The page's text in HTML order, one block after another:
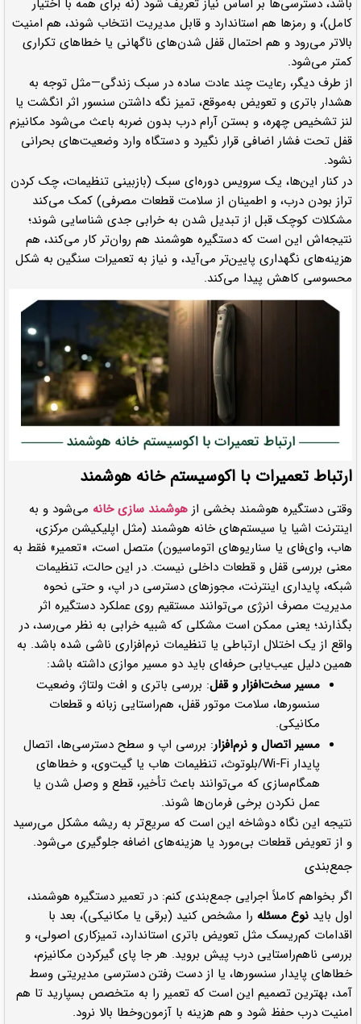
باشد، دسترسی‌ها بر اساس نیاز تعریف شود (نه برای همه با اختیار
کامل)، و رمزها هم استاندارد و قابل مدیریت انتخاب شوند، هم امنیت
بالاتر می‌رود و هم احتمال قفل شدن‌های ناگهانی یا خطاهای تکراری
کمتر می‌شود.
از طرف دیگر، رعایت چند عادت ساده در سبک زندگی—مثل توجه به
هشدار باتری و تعویض به‌موقع، تمیز نگه داشتن سنسور اثر انگشت یا
لنز تشخیص چهره، و بستن آرام درب بدون ضربه باعث می‌شود مکانیزم
قفل تحت فشار اضافی قرار نگیرد و دستگاه وارد وضعیت‌های بحرانی
نشود.
در کنار این‌ها، یک سرویس دوره‌ای سبک (بازبینی تنظیمات، چک کردن
تراز بودن درب، و اطمینان از سلامت قطعات مصرفی) کمک می‌کند
مشکلات کوچک قبل از تبدیل شدن به خرابی جدی شناسایی شوند؛
نتیجه‌اش این است که دستگیره هوشمند هم روان‌تر کار می‌کند، هم
هزینه‌های نگهداری پایین‌تر می‌آید، و نیاز به تعمیرات سنگین به شکل
محسوسی کاهش پیدا می‌کند.
ارتباط تعمیرات با اکوسیستم خانه هوشمند
وقتی دستگیره هوشمند بخشی از هوشمند سازی خانه می‌شود و به
اینترنت اشیا یا سیستم‌های خانه هوشمند (مثل اپلیکیشن مرکزی،
هاب، وای‌فای یا سناریوهای اتوماسیون) متصل است، «تعمیر» فقط به
معنی بررسی قفل و قطعات داخلی نیست. در این حالت، تنظیمات
شبکه، پایداری اینترنت، مجوزهای دسترسی در اپ، و حتی نحوه
مدیریت مصرف انرژی می‌توانند مستقیم روی عملکرد دستگیره اثر
بگذارند؛ یعنی ممکن است مشکلی که شبیه خرابی به نظر می‌رسد، در
واقع از یک اختلال ارتباطی یا تنظیمات نرم‌افزاری ناشی شده باشد. به
همین دلیل عیب‌یابی حرفه‌ای باید دو مسیر موازی داشته باشد:
مسیر سخت‌افزار و قفل: بررسی باتری و افت ولتاژ، وضعیت
سنسورها، سلامت موتور قفل، هم‌راستایی زبانه و قطعات
مکانیکی.
مسیر اتصال و نرم‌افزار: بررسی اپ و سطح دسترسی‌ها، اتصال
پایدار Wi-Fi/بلوتوث، تنظیمات هاب یا گیت‌وی، و خطاهای
همگام‌سازی که می‌توانند باعث تأخیر، قطع‌ و وصل شدن یا
عمل نکردن برخی فرمان‌ها شوند.
نتیجه این نگاه دوشاخه این است که سریع‌تر به ریشه مشکل می‌رسید
و از تعویض قطعات بی‌مورد یا هزینه‌های اضافه جلوگیری می‌شود.
جمع‌بندی
اگر بخواهم کاملاً اجرایی جمع‌بندی کنم: در تعمیر دستگیره هوشمند،
اول باید نوع مسئله را مشخص کنید (برقی یا مکانیکی)، بعد با
اقدامات کم‌ریسک مثل تعویض باتری استاندارد، تمیزکاری اصولی، و
بررسی ناهم‌راستایی درب پیش بروید. هر جا پای گیرکردن مکانیزم،
خطاهای پایدار سنسورها، یا از دست رفتن دسترسی مدیریتی وسط
آمد، بهترین تصمیم این است که تعمیر را به متخصص بسپارید تا هم
امنیت درب حفظ شود و هم هزینه با آزمون‌وخطا بالا نرود.